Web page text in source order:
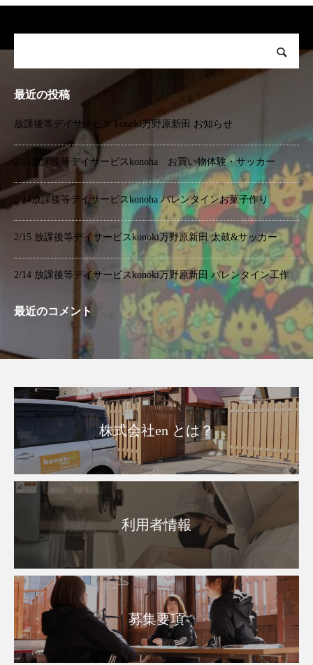
最近の投稿
放課後等デイサービス konoki万野原新田 お知らせ
2/15放課後等デイサービスkonoha お買い物体験・サッカー
2/14放課後等デイサービスkonoha バレンタインお菓子作り
2/15 放課後等デイサービスkonoki万野原新田 太鼓&サッカー
2/14 放課後等デイサービスkonoki万野原新田 バレンタイン工作
最近のコメント
株式会社en とは？
利用者情報
募集要項